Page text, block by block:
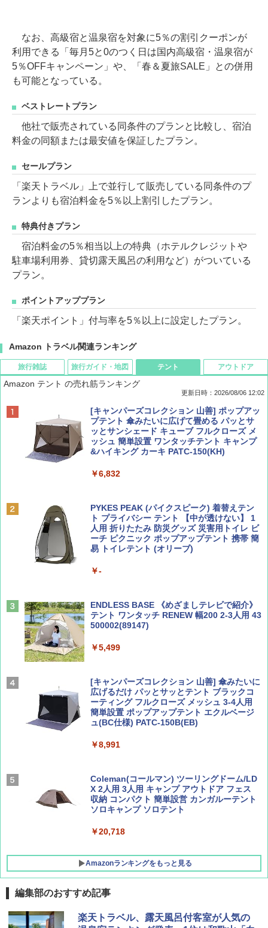
なお、高級宿と温泉宿を対象に5％の割引クーポンが
利用できる「毎月5と0のつく日は国内高級宿・温泉宿が
5％OFFキャンペーン」や、「春＆夏旅SALE」との併用
も可能となっている。
ベストレートプラン
他社で販売されている同条件のプランと比較し、宿泊
料金の同額または最安値を保証したプラン。
セールプラン
「楽天トラベル」上で並行して販売している同条件のプ
ランよりも宿泊料金を5％以上割引したプラン。
特典付きプラン
宿泊料金の5％相当以上の特典（ホテルクレジットや
駐車場利用券、貸切露天風呂の利用など）がついている
プラン。
ポイントアッププラン
「楽天ポイント」付与率を5％以上に設定したプラン。
Amazon トラベル関連ランキング
旅行雑誌
ディズニーファン ２０２６年 ９月号 [雑
誌] (ＤＩＳＮＥＹ ＦＡＮ)
￥713
￥1,540
集】ボーイング110周年を祝して！
BE-PAL(ビ-パル) 2026年 9 月号【特別付録:
SOTO ミニマル"旅"財布 ランダム2種】
￥1,500
旅行ガイド・地図
D40 地球の歩き方 チェンマイ タイ北部の魅
力的な町 2026～2027 地球の歩き方D アジア
￥2,079
￥2,479
ァキア 2026～2027 地球の歩き方A ヨーロッ
￥2,277
新しい日本地理 地図・統計・移動から読み
解く (講談社現代新書)
￥1,540
テント
Amazon テント の売れ筋ランキング
更新日時：2026/08/06 12:02
[キャンパーズコレクション 山善] ポップアッ
プテント 傘みたいに広げて畳める パッとサ
ッとサンシェード キューブ フルクローズ メ
ッシュ 簡単設置 ワンタッチテント キャンプ
&ハイキング カーキ PATC-150(KH)
￥6,832
PYKES PEAK (パイクスピーク) 着替えテン
ト プライバシー テント 【中が透けない】 1
人用 折りたたみ 防災グッズ 災害用トイレ ビ
ーチ ピクニック ポップアップテント 携帯 簡
易 トイレテント (オリーブ)
￥-
ENDLESS BASE 《めざましテレビで紹介》
テント ワンタッチ RENEW 幅200 2-3人用 43
500002(89147)
￥5,499
[キャンパーズコレクション 山善] 傘みたいに
広げるだけ パッとサッとテント ブラックコ
ーティング フルクローズ メッシュ 3-4人用
簡単設置 ポップアップテント エクルベージ
ュ(BC仕様) PATC-150B(EB)
￥8,991
Coleman(コールマン) ツーリングドーム/LD
X 2人用 3人用 キャンプ アウトドア フェス
収納 コンパクト 簡単設営 カンガルーテント
ソロキャンプ ソロテント
￥20,718
Amazonランキングをもっと見る
アウトドア
BUNDOK(バンドック)ソロ ドーム 1 EX BDK
-08EX カーキ ソロキャンプ ポリエステル フ
編集部のおすすめ記事
楽天トラベル、露天風呂付客室が人気の